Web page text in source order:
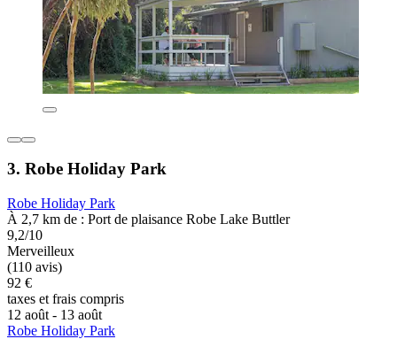
3. Robe Holiday Park
Robe Holiday Park
À 2,7 km de : Port de plaisance Robe Lake Buttler
9,2/10
Merveilleux
(110 avis)
92 €
taxes et frais compris
12 août - 13 août
Robe Holiday Park